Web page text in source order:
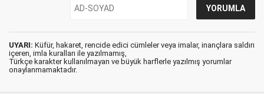
UYARI: Küfür, hakaret, rencide edici cümleler veya imalar, inançlara saldırı
içeren, imla kuralları ile yazılmamış,
Türkçe karakter kullanılmayan ve büyük harflerle yazılmış yorumlar
onaylanmamaktadır.